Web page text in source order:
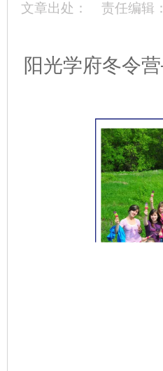
文章出处： 责任编辑：
阳光学府冬令